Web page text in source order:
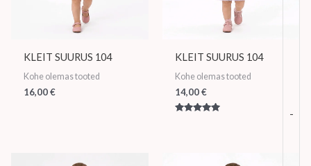
-
KLEIT SUURUS 104
Kohe olemas tooted
16,00€
KLEIT SUURUS 104
Kohe olemas tooted
14,00€